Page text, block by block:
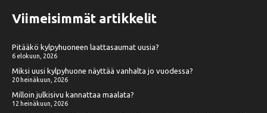
Viimeisimmät artikkelit
Pitääkö kylpyhuoneen laattasaumat uusia?
6 elokuun, 2026
Miksi uusi kylpyhuone näyttää vanhalta jo vuodessa?
20 heinäkuun, 2026
Milloin julkisivu kannattaa maalata?
12 heinäkuun, 2026